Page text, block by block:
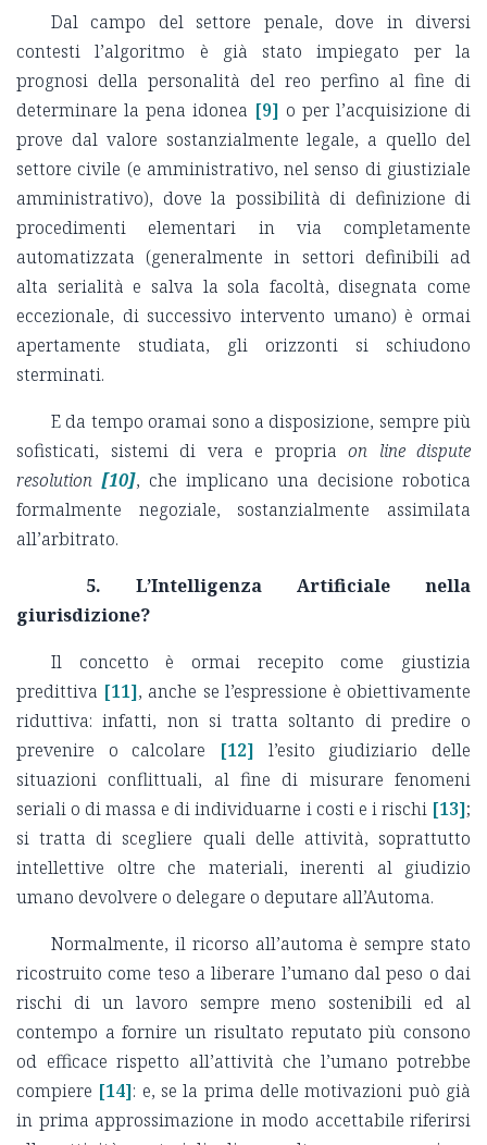
Dal campo del settore penale, dove in diversi
contesti l’algoritmo è già stato impiegato per la
prognosi della personalità del reo perfino al fine di
determinare la pena idonea [9] o per l’acquisizione di
prove dal valore sostanzialmente legale, a quello del
settore civile (e amministrativo, nel senso di giustiziale
amministrativo), dove la possibilità di definizione di
procedimenti elementari in via completamente
automatizzata (generalmente in settori definibili ad
alta serialità e salva la sola facoltà, disegnata come
eccezionale, di successivo intervento umano) è ormai
apertamente studiata, gli orizzonti si schiudono
sterminati.
E da tempo oramai sono a disposizione, sempre più
sofisticati, sistemi di vera e propria on line dispute
resolution [10], che implicano una decisione robotica
formalmente negoziale, sostanzialmente assimilata
all’arbitrato.
5. L’Intelligenza Artificiale nella
giurisdizione?
Il concetto è ormai recepito come giustizia
predittiva [11], anche se l’espressione è obiettivamente
riduttiva: infatti, non si tratta soltanto di predire o
prevenire o calcolare
[12] l’esito giudiziario delle
situazioni conflittuali, al fine di misurare fenomeni
seriali o di massa e di individuarne i costi e i rischi [13];
si tratta di scegliere quali delle attività, soprattutto
intellettive oltre che materiali, inerenti al giudizio
umano devolvere o delegare o deputare all’Automa.
Normalmente, il ricorso all’automa è sempre stato
ricostruito come teso a liberare l’umano dal peso o dai
rischi di un lavoro sempre meno sostenibili ed al
contempo a fornire un risultato reputato più consono
od efficace rispetto all’attività che l’umano potrebbe
compiere [14]: e, se la prima delle motivazioni può già
in prima approssimazione in modo accettabile riferirsi